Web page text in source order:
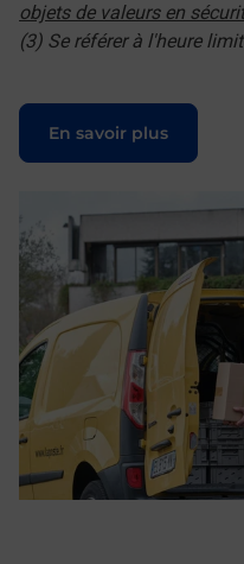
objets de valeurs en
(3) Se référer à l'heure
En savoir plus
Le lien s'ouvre dans un